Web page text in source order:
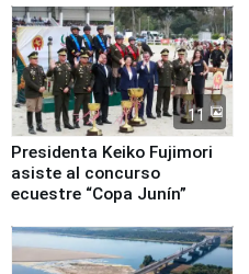
11
Presidenta Keiko Fujimori
asiste al concurso
ecuestre “Copa Junín”